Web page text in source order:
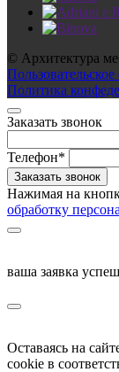
© Архитектура
Политика
Заказать звонок
Телефон*
Нажимая на
обработку
ваша заявка
Оставаясь на
cookie в